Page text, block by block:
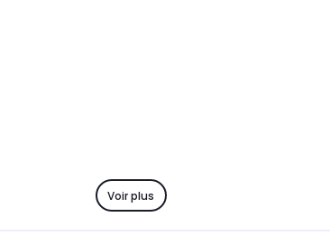
Voir plus